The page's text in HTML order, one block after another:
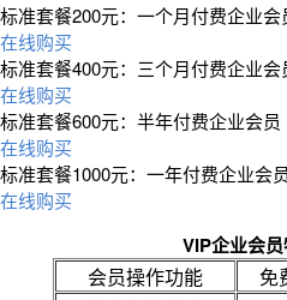
标准套餐200元：一个月付费企业会
在线购买
标准套餐400元：三个月付费企业会
在线购买
标准套餐600元：半年付费企业会员
在线购买
标准套餐1000元：一年付费企业会员
在线购买
VIP企业会
会员操作功能 免